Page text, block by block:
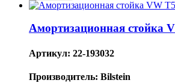
Амортизационная стойка
Артикул: 22-193032
Производитель: Bilstein